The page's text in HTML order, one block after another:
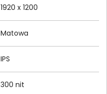
1920 x 1200
Matowa
IPS
300 nit